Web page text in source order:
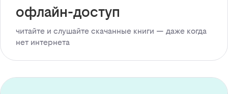
офлайн-доступ
читайте и слушайте скачанные книги — даже когда
нет интернета